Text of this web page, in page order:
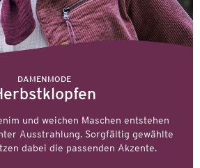
DAMENMODE
und weichen Maschen entstehen
Ausstrahlung. Sorgfältig gewählte
dabei die passenden Akzente.